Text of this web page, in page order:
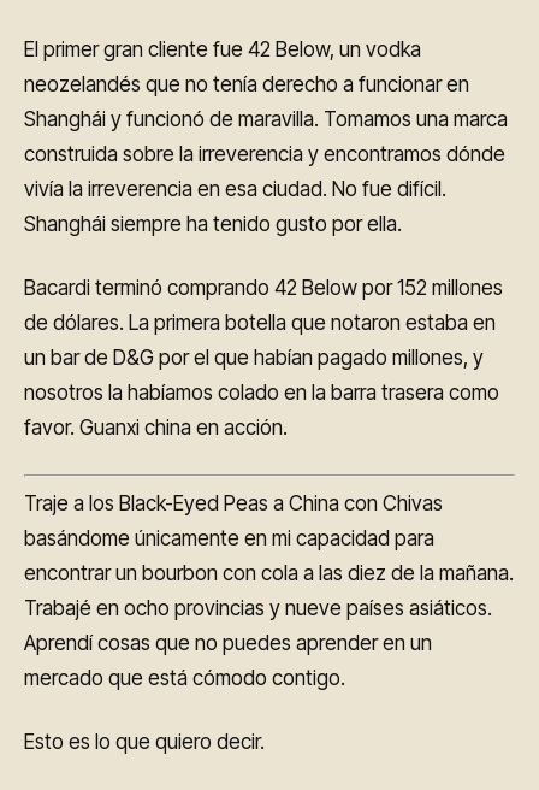
El primer gran cliente fue 42 Below, un vodka
neozelandés que no tenía derecho a funcionar en
Shanghái y funcionó de maravilla. Tomamos una marca
construida sobre la irreverencia y encontramos dónde
vivía la irreverencia en esa ciudad. No fue difícil.
Shanghái siempre ha tenido gusto por ella.
Bacardi terminó comprando 42 Below por 152 millones
de dólares. La primera botella que notaron estaba en
un bar de D&G por el que habían pagado millones, y
nosotros la habíamos colado en la barra trasera como
favor. Guanxi china en acción.
Traje a los Black-Eyed Peas a China con Chivas
basándome únicamente en mi capacidad para
encontrar un bourbon con cola a las diez de la mañana.
Trabajé en ocho provincias y nueve países asiáticos.
Aprendí cosas que no puedes aprender en un
mercado que está cómodo contigo.
Esto es lo que quiero decir.